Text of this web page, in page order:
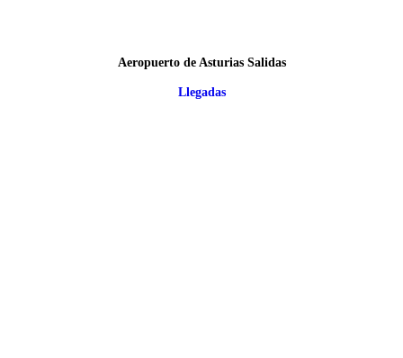
Aeropuerto de Asturias Salidas
Llegadas